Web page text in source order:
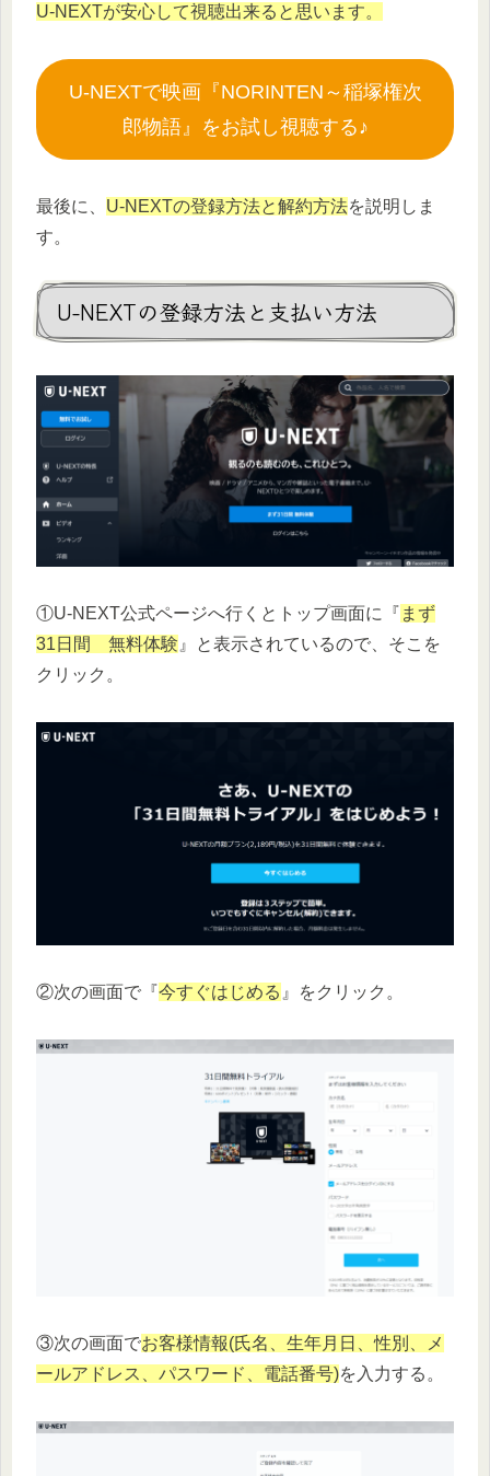
U-NEXTが安心して視聴出来ると思います。
U-NEXTで映画『NORINTEN～稲塚権次
郎物語』をお試し視聴する♪
最後に、 U-NEXTの登録方法と解約方法を説明しま
す。
U-NEXTの登録方法と支払い方法
①U-NEXT公式ページへ行くとトップ画面に『 まず
31日間 無料体験 』と表示されているので、そこを
クリック。
②次の画面で『今すぐはじめる 』をクリック。
③次の画面でお客様情報(氏名、生年月日、性別、メ
ールアドレス、パスワード、電話番号)を入力する。